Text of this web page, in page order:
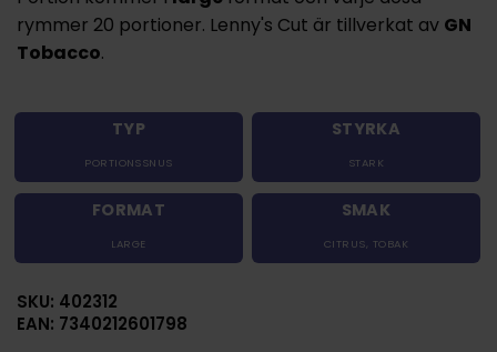
rymmer 20 portioner. Lenny's Cut är tillverkat av GN
Tobacco.
TYP
PORTIONSSNUS
STYRKA
STARK
FORMAT
LARGE
SMAK
CITRUS, TOBAK
SKU: 402312
EAN: 7340212601798